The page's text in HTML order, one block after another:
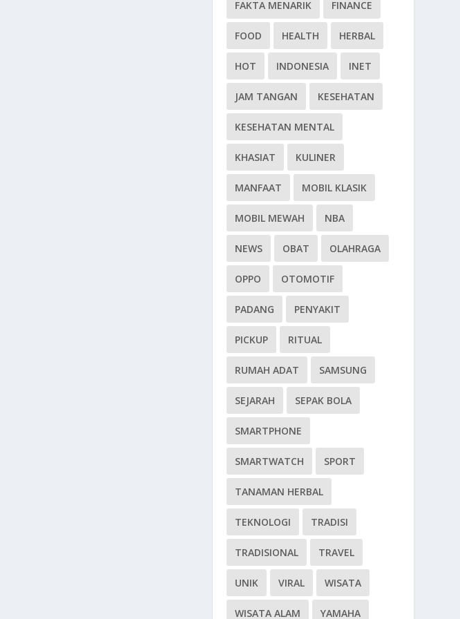
FAKTA MENARIK FINANCE
FOOD HEALTH HERBAL
HOT INDONESIA INET
JAM TANGAN KESEHATAN
KESEHATAN MENTAL
KHASIAT KULINER
MANFAAT MOBIL KLASIK
MOBIL MEWAH NBA
NEWS OBAT OLAHRAGA
OPPO OTOMOTIF
PADANG PENYAKIT
PICKUP RITUAL
RUMAH ADAT SAMSUNG
SEJARAH SEPAK BOLA
SMARTPHONE
SMARTWATCH SPORT
TANAMAN HERBAL
TEKNOLOGI TRADISI
TRADISIONAL TRAVEL
UNIK VIRAL WISATA
WISATA ALAM YAMAHA